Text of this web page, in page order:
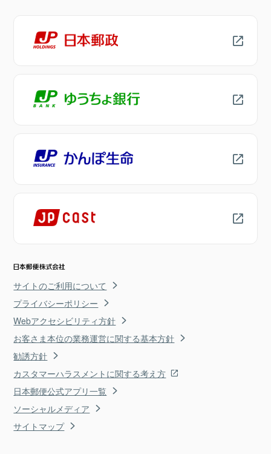
サイトのご利用について
プライバシーポリシー
Webアクセシビリティ方針
お客さま本位の業務運営に関する基本方針
勧誘方針
カスタマーハラスメントに関する考え方
日本郵便公式アプリ一覧
ソーシャルメディア
サイトマップ